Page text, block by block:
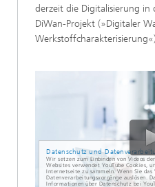
derzeit die Digitalisierung
DiWan-Projekt (»Digitaler
Datenschutz und
Wir setzen zum Einbinden von Videos
Websites verwendet YouTube Cookies,
Internetseite zu sammeln. Wenn Sie das
Datenverarbeitungsvorgänge auslösen.
Informationen über Datenschutz bei